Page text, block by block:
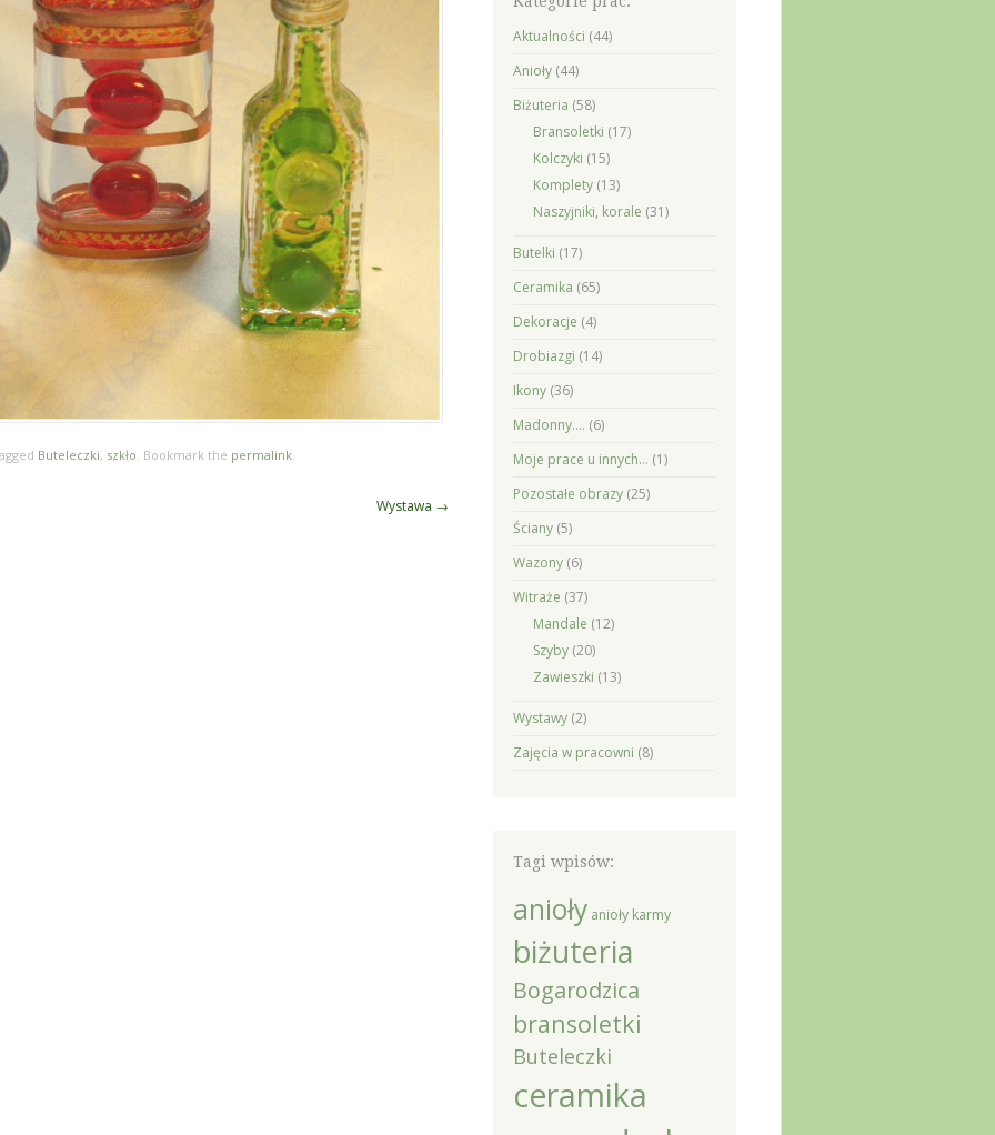
Buteleczki, szkło. Bookmark the permalink.
Wystawa →
Aktualności (44)
Anioły(44)
Biżuteria (58)
Bransoletki (17)
Kolczyki (15)
Komplety(13)
Naszyjniki, korale (31)
Butelki (17)
Ceramika (65)
Dekoracje (4)
Drobiazgi (14)
Ikony(36)
Madonny…. (6)
Moje prace u innych… (1)
Pozostałe obrazy(25)
Ściany(5)
Wazony(6)
Witraże (37)
Mandale (12)
Szyby(20)
Zawieszki (13)
Wystawy(2)
Zajęcia w pracowni (8)
Tagi wpisów:
anioły anioły karmy
biżuteria
Bogarodzica
bransoletki
Buteleczki
ceramika